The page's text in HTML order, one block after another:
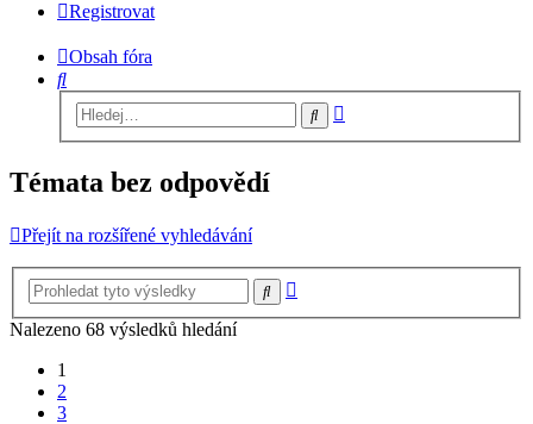
Registrovat
Obsah fóra
Hledat
Hledat
Témata bez odpovědí
Přejít na rozšířené vyhledávání
Hledat
Nalezeno 68 výsledků hledání
1
2
3